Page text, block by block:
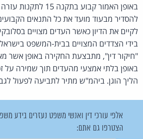
באופן האמור קבוע
להסדיר מבעוד מועד את כל התנאים
לקיים את הדיון כאשר העדים מצויים
בידי הצדדים המצויים בבית-המשפט
"חיקור דין", מתבצעת החקירה באופן
באופן בלתי אמצעי מהעדים תוך שמירה על
הליך הוגן. ביהמ"ש מתיר לתביעה לפעול
אלפי עורכי דין ואנשי משפט נעזרים בידע
הצטרפו גם אתם: